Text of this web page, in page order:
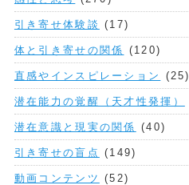
引き寄せ体験談 (17)
体と引き寄せの関係 (120)
直感やインスピレーション (25)
潜在能力の覚醒（天才性発揮）
潜在意識と現実の関係 (40)
引き寄せの盲点 (149)
動画コンテンツ (52)